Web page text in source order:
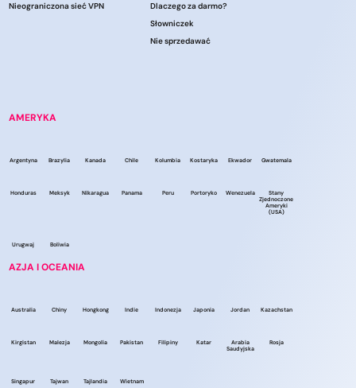
Nieograniczona sieć VPN
Dlaczego za darmo?
Słowniczek
Nie sprzedawać
AMERYKA
Argentyna Brazylia Kanada Chile Kolumbia Kostaryka Ekwador Gwatemala
Honduras Meksyk Nikaragua Panama Peru Portoryko Wenezuela
Stany
Zjednoczone
Ameryki
(USA)
Urugwaj Boliwia
AZJA I OCEANIA
Australia Chiny Hongkong Indie Indonezja Japonia Jordan Kazachstan
Kirgistan Malezja Mongolia Pakistan Filipiny Katar
Arabia
Saudyjska
Rosja
Singapur Tajwan Tajlandia Wietnam